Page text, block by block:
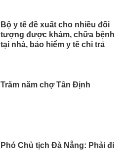
Bộ y tế đề xuất cho nhiều đối
tượng được khám, chữa bệnh
tại nhà, bảo hiểm y tế chi trả
Trăm năm chợ Tân Định
Phó Chủ tịch Đà Nẵng: Phải đi